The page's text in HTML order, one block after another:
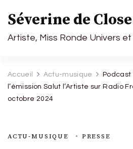
Séverine de Close
Artiste, Miss Ronde Univers
Accueil Actu-musique
l’émission Salut l’Artiste sur Radio
octobre 2024
ACTU-MUSIQUE PRESSE